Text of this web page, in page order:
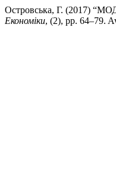
Островська, Г. (2017)
Економіки, (2), pp. 64–79.